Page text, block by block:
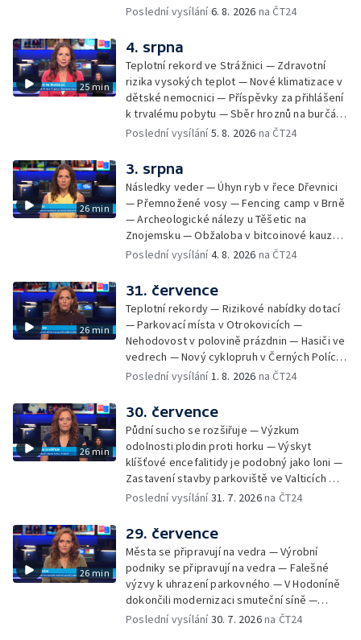
Demolice vyhořelé budovy ve Zlíně — Případ
stadionu na Vyškovsku — Výstraha před
bouřkami — Brno hostí Mezinárodní kytarový
festival — Očkování po kousnutí netopýrem
Poslední vysílání6. 8. 2026 na ČT24
25 min
4. srpna
Teplotní rekord ve Strážnici — Zdravotní
rizika vysokých teplot — Nové klimatizace v
dětské nemocnici — Příspěvky za přihlášení
k trvalému pobytu — Sběr hroznů na burčák
— Dokončení oprav vedení — Skončil termín
vody v obcích — Vyschlá koryta potoků —
Sdílení strážníků na Brněnsku
Poslední vysílání5. 8. 2026 na ČT24
26 min
3. srpna
Následky veder — Úhyn ryb v řece Dřevnici
— Přemnožené vosy — Fencing camp v Brně
— Archeologické nálezy u Těšetic na
Znojemsku — Obžaloba v bitcoinové kauze
— Přestavba silnice přes Bzenec na
Zašové — Letní opravy divadel — Český hlas
ve vesmíru
Poslední vysílání4. 8. 2026 na ČT24
26 min
31. července
Teplotní rekordy — Rizikové nabídky dotací
— Parkovací místa v Otrokovicích —
Nehodovost v polovině prázdnin — Hasiči ve
vedrech — Nový cyklopruh v Černých Polích
— Květinová výstava ve Věžkách
Poslední vysílání1. 8. 2026 na ČT24
26 min
30. července
Půdní sucho se rozšiřuje — Výzkum
odolnosti plodin proti horku — Výskyt
klíšťové encefalitidy je podobný jako loni —
Zastavení stavby parkoviště ve Valticích —
Spor o lokalitu lesa v Rožnově pod
organismus — Kybernetický incident na
Masarykově univerzitě — Slavnostní
vyřazení absolventů Univerzity obran —
Letní kurzy umění pro mladé — Mobilní
kurníky pomáhají na poli
Poslední vysílání31. 7. 2026na ČT24
26 min
29. července
Města se připravují na vedra — Výrobní
podniky se připravují na vedra — Falešné
výzvy k uhrazení parkovného — V Hodoníně
dokončili modernizaci smuteční síně —
Chybějící toalety u dětských hřišť —
Poslední vysílání30. 7. 2026na ČT24